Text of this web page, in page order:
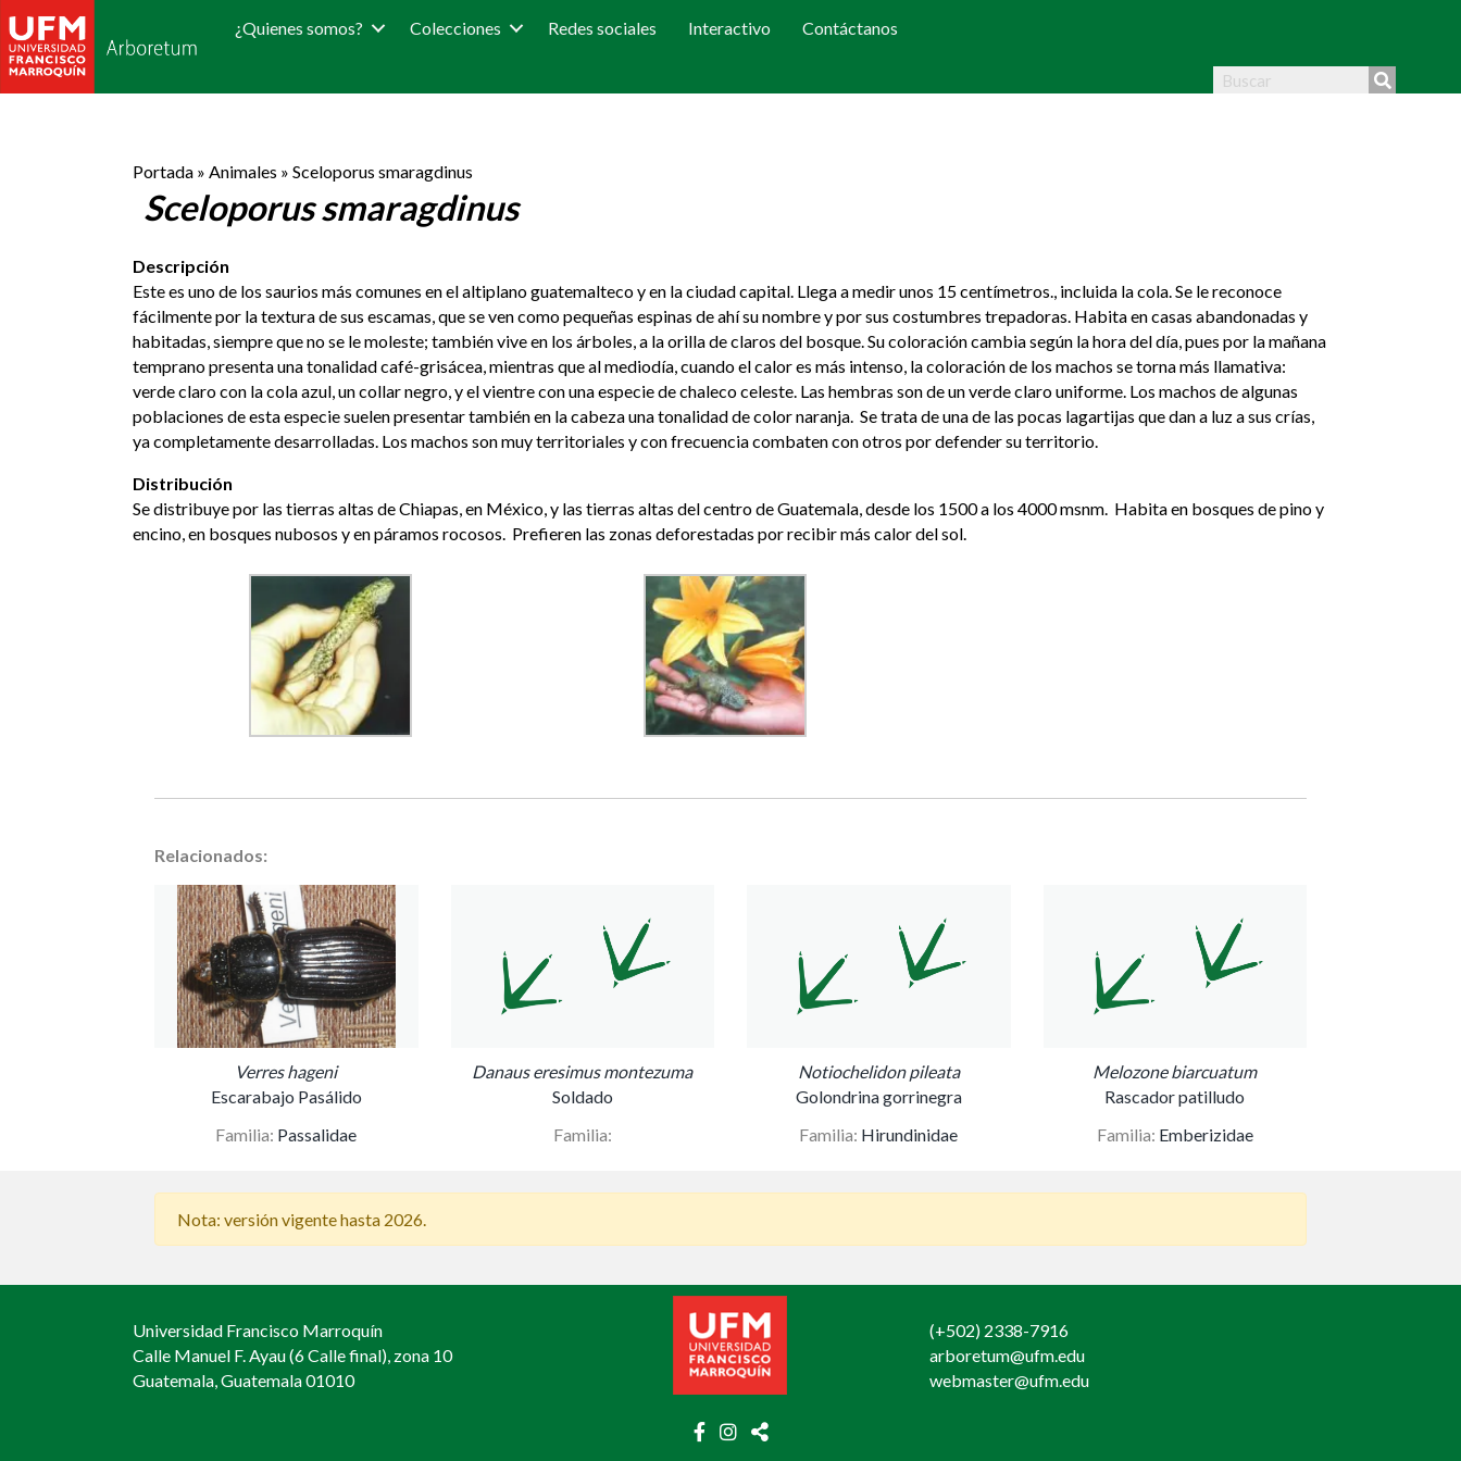
¿Quienes somos? Colecciones Redes sociales Interactivo Contáctanos
Portada » Animales » Sceloporus smaragdinus
Sceloporus smaragdinus
Descripción
Este es uno de los saurios más comunes en el altiplano guatemalteco y en la ciudad capital. Llega a medir unos 15 centímetros., incluida la cola. Se le reconoce
fácilmente por la textura de sus escamas, que se ven como pequeñas espinas de ahí su nombre y por sus costumbres trepadoras. Habita en casas abandonadas y
habitadas, siempre que no se le moleste; también vive en los árboles, a la orilla de claros del bosque. Su coloración cambia según la hora del día, pues por la mañana
temprano presenta una tonalidad café-grisácea, mientras que al mediodía, cuando el calor es más intenso, la coloración de los machos se torna más llamativa:
verde claro con la cola azul, un collar negro, y el vientre con una especie de chaleco celeste. Las hembras son de un verde claro uniforme. Los machos de algunas
poblaciones de esta especie suelen presentar también en la cabeza una tonalidad de color naranja. Se trata de una de las pocas lagartijas que dan a luz a sus crías,
ya completamente desarrolladas. Los machos son muy territoriales y con frecuencia combaten con otros por defender su territorio.
Distribución
Se distribuye por las tierras altas de Chiapas, en México, y las tierras altas del centro de Guatemala, desde los 1500 a los 4000 msnm. Habita en bosques de pino y
encino, en bosques nubosos y en páramos rocosos. Prefieren las zonas deforestadas por recibir más calor del sol.
Relacionados:
Verres hageni
Escarabajo Pasálido
Familia: Passalidae
Danaus eresimus montezuma
Soldado
Familia:
Notiochelidon pileata
Golondrina gorrinegra
Familia: Hirundinidae
Melozone biarcuatum
Rascador patilludo
Familia: Emberizidae
Nota: versión vigente hasta 2026.
Universidad Francisco Marroquín
Calle Manuel F. Ayau (6 Calle final), zona 10
Guatemala, Guatemala 01010
(+502) 2338-7916
arboretum@ufm.edu
webmaster@ufm.edu